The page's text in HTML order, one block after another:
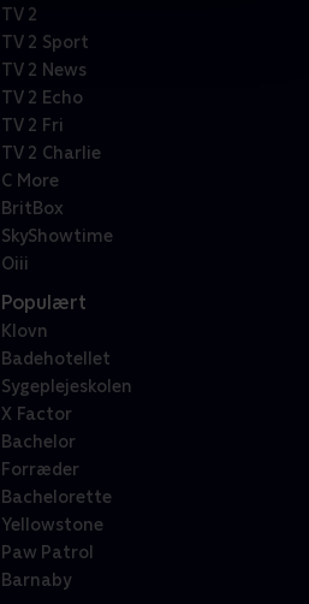
TV 2
TV 2 Sport
TV 2 News
TV 2 Echo
TV 2 Fri
TV 2 Charlie
C More
BritBox
SkyShowtime
Oiii
Populært
Klovn
Badehotellet
Sygeplejeskolen
X Factor
Bachelor
Forræder
Bachelorette
Yellowstone
Paw Patrol
Barnaby